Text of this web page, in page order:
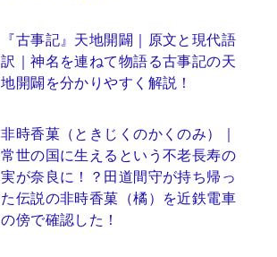
『古事記』天地開闢｜原文と現代語
訳｜神名を連ねて物語る古事記の天
地開闢を分かりやすく解説！
非時香菓（ときじくのかくのみ）｜
常世の国に生えるという不老長寿の
実が奈良に！？田道間守が持ち帰っ
た伝説の非時香菓（橘）を近鉄電車
の傍で確認した！